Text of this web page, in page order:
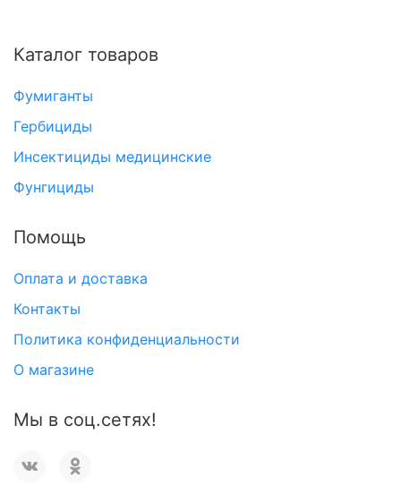
Каталог товаров
Фумиганты
Гербициды
Инсектициды медицинские
Фунгициды
Помощь
Оплата и доставка
Контакты
Политика конфиденциальности
О магазине
Мы в соц.сетях!